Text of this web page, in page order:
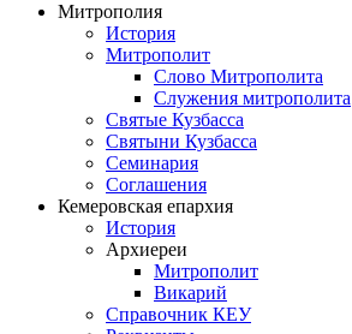
Митрополия
История
Митрополит
Слово Митрополита
Служения митрополита
Святые Кузбасса
Святыни Кузбасса
Семинария
Соглашения
Кемеровская епархия
История
Архиереи
Митрополит
Викарий
Справочник КЕУ